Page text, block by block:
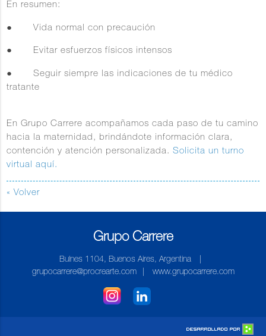
En resumen:
● Vida normal con precaución
● Evitar esfuerzos físicos intensos
● Seguir siempre las indicaciones de tu médico
tratante
En Grupo Carrere acompañamos cada paso de tu camino
hacia la maternidad, brindándote información clara,
contención y atención personalizada.Solicita un turno
virtual aquí.
« Volver
Grupo Carrere
Bulnes 1104, Buenos Aires, Argentina
grupocarrere@procrearte.com
www.grupocarrere.com